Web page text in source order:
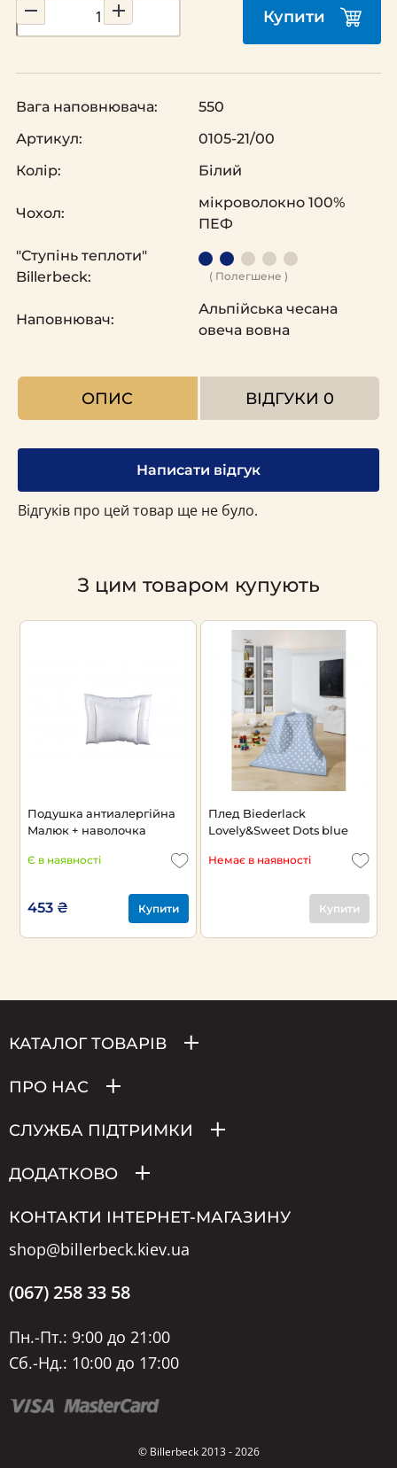
Купити
Вага наповнювача:
550
Артикул:
0105-21/00
Колір:
Білий
Чохол:
мікроволокно 100%
ПЕФ
"Ступінь теплоти"
Billerbeck:
( Полегшене )
Наповнювач:
Альпійська чесана
овеча вовна
ОПИС ВІДГУКИ 0
Написати відгук
Відгуків про цей товар ще не було.
З цим товаром купують
Подушка антиалергійна
Малюк + наволочка
Є в наявності
453 ₴ Купити
Плед Biederlack
Lovely&Sweet Dots blue
Немає в наявності
Купити
КАТАЛОГ ТОВАРІВ
ПРО НАС
СЛУЖБА ПІДТРИМКИ
ДОДАТКОВО
КОНТАКТИ ІНТЕРНЕТ-МАГАЗИНУ
shop@billerbeck.kiev.ua
(067) 258 33 58
Пн.-Пт.: 9:00 до 21:00
Сб.-Нд.: 10:00 до 17:00
© Billerbeck 2013 - 2026